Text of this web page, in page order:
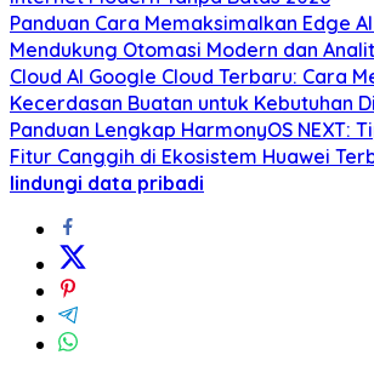
Panduan Cara Memaksimalkan Edge
Mendukung Otomasi Modern dan
Cloud AI Google Cloud Terbaru: Cara
Kecerdasan Buatan untuk Kebutuhan
Panduan Lengkap HarmonyOS NEXT:
Fitur Canggih di Ekosistem Huawei
lindungi data pribadi